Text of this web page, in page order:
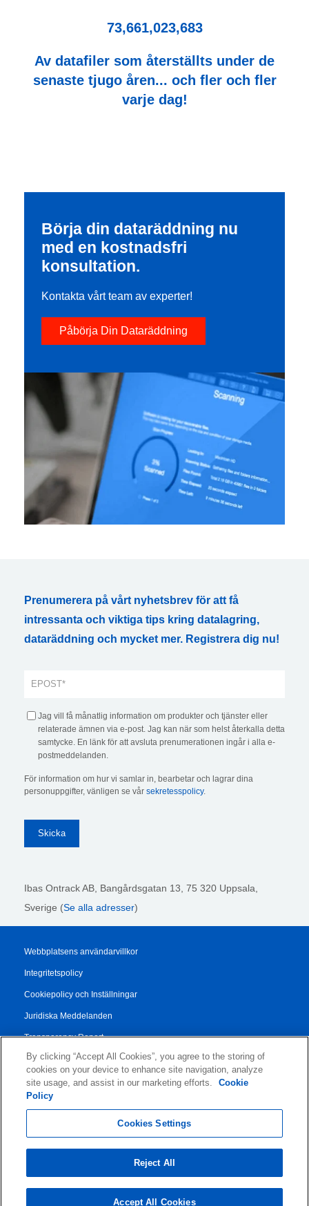
73,661,023,683
Av datafiler som återställts under de
senaste tjugo åren... och fler och fler
varje dag!
Börja din dataräddning nu
med en kostnadsfri
konsultation.
Kontakta vårt team av experter!
Påbörja Din Dataräddning
Prenumerera på vårt nyhetsbrev för att få
intressanta och viktiga tips kring datalagring,
dataräddning och mycket mer. Registrera dig nu!
Jag vill få månatlig information om produkter och tjänster eller
relaterade ämnen via e-post. Jag kan när som helst återkalla detta
samtycke. En länk för att avsluta prenumerationen ingår i alla e-
postmeddelanden.
För information om hur vi samlar in, bearbetar och lagrar dina
personuppgifter, vänligen se vår sekretesspolicy.
Ibas Ontrack AB, Bangårdsgatan 13, 75 320 Uppsala,
Sverige (Se alla adresser)
Webbplatsens användarvillkor
Integritetspolicy
Cookiepolicy och Inställningar
Juridiska Meddelanden
Transparency Report
Allmänna Försäljningsvillkor
Authorised Partner Agreement
© 2026 KLDiscovery Ontrack - All Rights Reserved.
By clicking “Accept All Cookies”, you agree to the storing of
cookies on your device to enhance site navigation, analyze
site usage, and assist in our marketing efforts.
Cookie
Policy
Cookies Settings
Reject All
Accept All Cookies